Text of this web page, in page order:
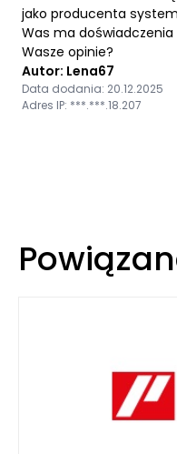
jako producenta
Was ma
Wasze opinie?
Autor: Lena67
Data dodania: 20.12.2025
Adres IP: ***.***.18.207